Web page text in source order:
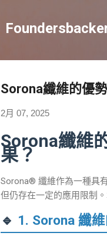
Sorona纖維的優
2月 07, 2025
Sorona纖維
果？
Sorona® 纖維作為一種具
但仍存在一定的應用限制
🔹 1. Sorona 纖